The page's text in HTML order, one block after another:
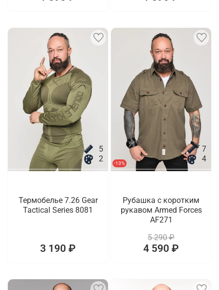
5
2
Термобелье 7.26 Gear
Tactical Series 8081
3 190 ₽
-13%
7
4
Рубашка с коротким
рукавом Armed Forces
AF271
5 290 ₽
4 590 ₽